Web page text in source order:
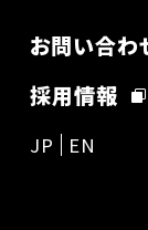
お問い合わ
採用情報
JP EN